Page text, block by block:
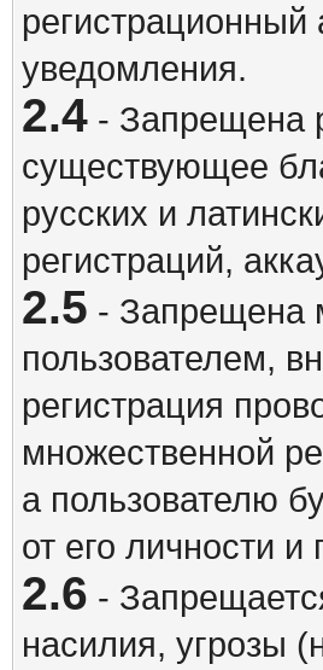
регистрационный
уведомления.
2.4- Запрещена
существующее
русских и
регистраций,
2.5 - Запрещена
пользователем,
регистрация
множественной
а пользователю
от его личности
2.6 -
насилия, угрозы